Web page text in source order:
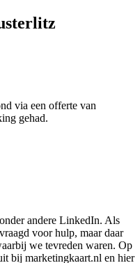
via een offerte van
gehad.
andere LinkedIn. Als
voor hulp, maar daar
we tevreden waren. Op
bij marketingkaart.nl en hier